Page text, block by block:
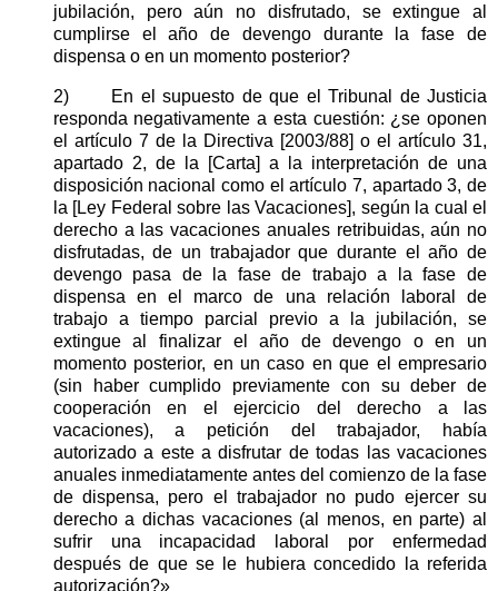
jubilación, pero aún no disfrutado, se extingue al
cumplirse el año de devengo durante la fase de
dispensa o en un momento posterior?
2)
En el supuesto de que el Tribunal de Justicia
responda negativamente a esta cuestión: ¿se oponen
el artículo 7 de la Directiva [2003/88] o el artículo 31,
apartado 2, de la [Carta] a la interpretación de una
disposición nacional como el artículo 7, apartado 3, de
la [Ley Federal sobre las Vacaciones], según la cual el
derecho a las vacaciones anuales retribuidas, aún no
disfrutadas, de un trabajador que durante el año de
devengo pasa de la fase de trabajo a la fase de
dispensa en el marco de una relación laboral de
trabajo a tiempo parcial previo a la jubilación, se
extingue al finalizar el año de devengo o en un
momento posterior, en un caso en que el empresario
(sin haber cumplido previamente con su deber de
cooperación en el ejercicio del derecho a las
vacaciones), a petición del trabajador, había
autorizado a este a disfrutar de todas las vacaciones
anuales inmediatamente antes del comienzo de la fase
de dispensa, pero el trabajador no pudo ejercer su
derecho a dichas vacaciones (al menos, en parte) al
sufrir una incapacidad laboral por enfermedad
después de que se le hubiera concedido la referida
autorización?»